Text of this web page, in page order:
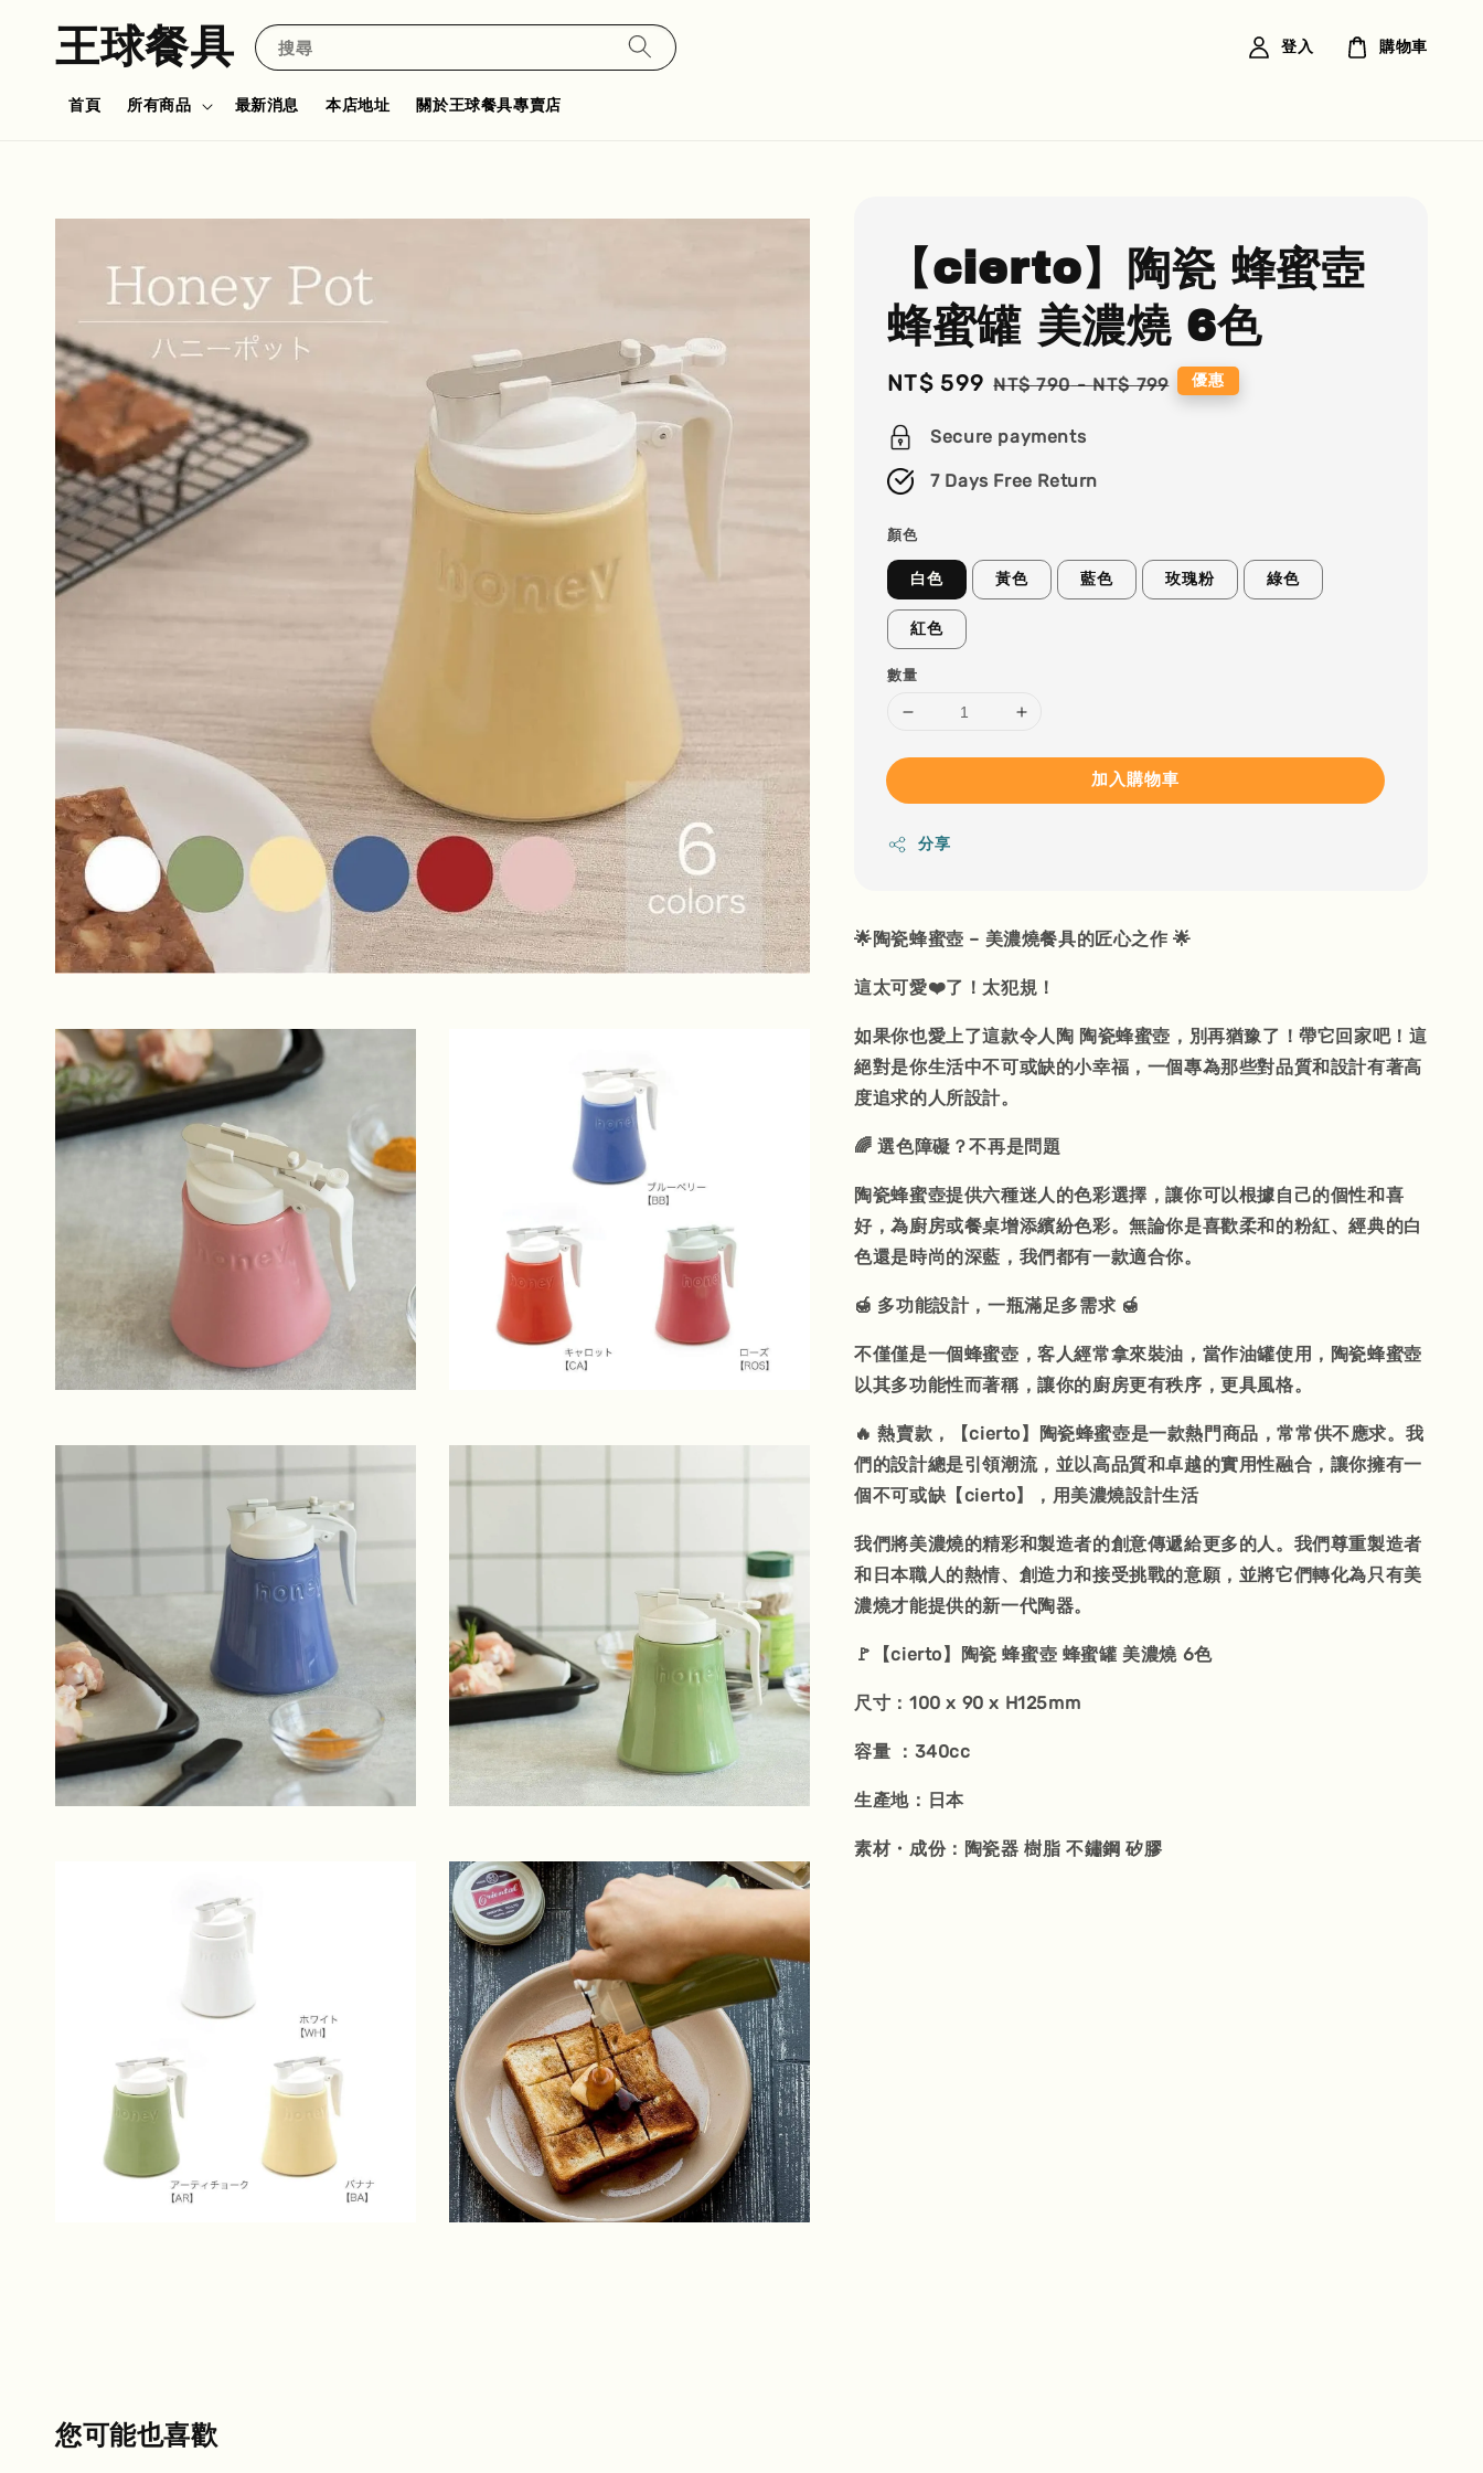
王球餐具 搜尋
首頁 所有商品 最新消息 本店地址 關於王球餐具專賣店
登入 購物車
【cierto】陶瓷 蜂蜜壺
蜂蜜罐 美濃燒 6色
Sale
NT$ 599 Regular
NT$ 790-NT$ 799 優惠
Secure payments
7 Days Free Return
顏色
白色 黃色 藍色 玫瑰粉 綠色
紅色
數量
加入購物車
分享
🌟陶瓷蜂蜜壺 – 美濃燒餐具的匠心之作 🌟
這太可愛❤️了！太犯規！
如果你也愛上了這款令人陶 陶瓷蜂蜜壺，別再猶豫了！帶它回家吧！這
絕對是你生活中不可或缺的小幸福，一個專為那些對品質和設計有著高
度追求的人所設計。
🌈 選色障礙？不再是問題
陶瓷蜂蜜壺提供六種迷人的色彩選擇，讓你可以根據自己的個性和喜
好，為廚房或餐桌增添繽紛色彩。無論你是喜歡柔和的粉紅、經典的白
色還是時尚的深藍，我們都有一款適合你。
🍯 多功能設計，一瓶滿足多需求 🍯
不僅僅是一個蜂蜜壺，客人經常拿來裝油，當作油罐使用，陶瓷蜂蜜壺
以其多功能性而著稱，讓你的廚房更有秩序，更具風格。
🔥 熱賣款，【cierto】陶瓷蜂蜜壺是一款熱門商品，常常供不應求。我
們的設計總是引領潮流，並以高品質和卓越的實用性融合，讓你擁有一
個不可或缺【cierto】，用美濃燒設計生活
我們將美濃燒的精彩和製造者的創意傳遞給更多的人。我們尊重製造者
和日本職人的熱情、創造力和接受挑戰的意願，並將它們轉化為只有美
濃燒才能提供的新一代陶器。
🚩【cierto】陶瓷 蜂蜜壺 蜂蜜罐 美濃燒 6色
尺寸：100 x 90 x H125mm
容量 ：340cc
生產地：日本
素材・成份：陶瓷器 樹脂 不鏽鋼 矽膠
您可能也喜歡